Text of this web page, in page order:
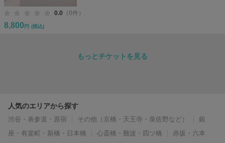
0.0 （0件）
8,800 円 (税込)
もっとチケットを見る
人気のエリアから探す
渋谷・表参道・原宿 その他（京橋・天王寺・泉佐野など）
銀
座・有楽町・新橋・日本橋
心斎橋・難波・四ツ橋
赤坂・六本